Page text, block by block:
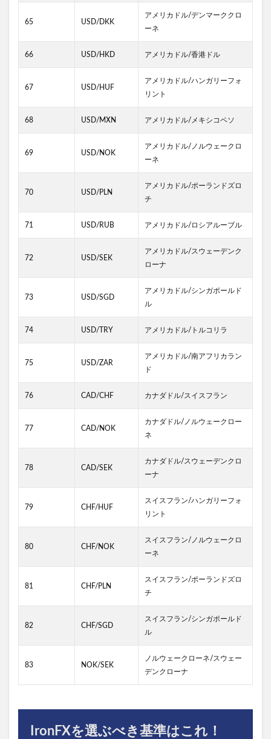
65 USD/DKK
アメリカドル/デンマーククロ
ーネ
66 USD/HKD アメリカドル/香港ドル
67 USD/HUF
アメリカドル/ハンガリーフォ
リント
68 USD/MXN アメリカドル/メキシコペソ
69 USD/NOK
アメリカドル/ノルウェークロ
ーネ
70 USD/PLN
アメリカドル/ポーランドズロ
チ
71 USD/RUB アメリカドル/ロシアルーブル
72 USD/SEK
アメリカドル/スウェーデンク
ローナ
73 USD/SGD
アメリカドル/シンガポールド
ル
74 USD/TRY アメリカドル/トルコリラ
75 USD/ZAR
アメリカドル/南アフリカラン
ド
76 CAD/CHF カナダドル/スイスフラン
77 CAD/NOK
カナダドル/ノルウェークロー
ネ
78 CAD/SEK
カナダドル/スウェーデンクロ
ーナ
79 CHF/HUF
スイスフラン/ハンガリーフォ
リント
80 CHF/NOK
スイスフラン/ノルウェークロ
ーネ
81 CHF/PLN
スイスフラン/ポーランドズロ
チ
82 CHF/SGD
スイスフラン/シンガポールド
ル
83 NOK/SEK
ノルウェークローネ/スウェー
デンクローナ
IronFXを選ぶべき基準はこれ！